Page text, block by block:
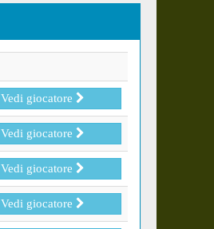
Vedi giocatore
Vedi giocatore
Vedi giocatore
Vedi giocatore